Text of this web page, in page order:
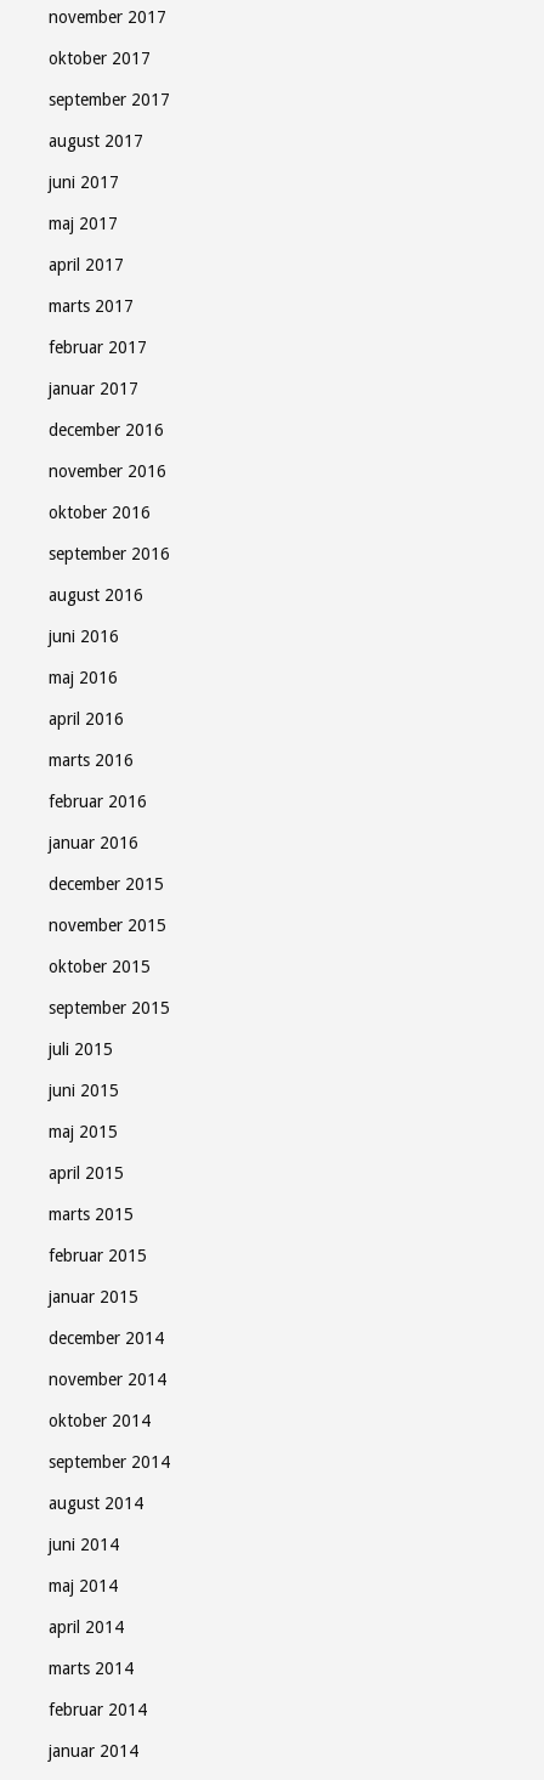
november 2017
oktober 2017
september 2017
august 2017
juni 2017
maj 2017
april 2017
marts 2017
februar 2017
januar 2017
december 2016
november 2016
oktober 2016
september 2016
august 2016
juni 2016
maj 2016
april 2016
marts 2016
februar 2016
januar 2016
december 2015
november 2015
oktober 2015
september 2015
juli 2015
juni 2015
maj 2015
april 2015
marts 2015
februar 2015
januar 2015
december 2014
november 2014
oktober 2014
september 2014
august 2014
juni 2014
maj 2014
april 2014
marts 2014
februar 2014
januar 2014